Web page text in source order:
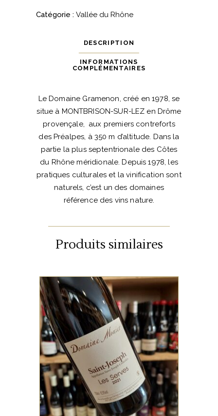
Papesse"
Catégorie : Vallée du Rhône
DESCRIPTION
INFORMATIONS
COMPLÉMENTAIRES
Le Domaine Gramenon, créé en 1978, se
situe à MONTBRISON-SUR-LEZ en Drôme
provençale, aux premiers contreforts
des Préalpes, à 350 m d’altitude. Dans la
partie la plus septentrionale des Côtes
du Rhône méridionale. Depuis 1978, les
pratiques culturales et la vinification sont
naturels, c’est un des domaines
référence des vins nature.
Produits similaires
VALLÉE DU RHÔNE
On adore les vins de chez
Monier Perreol, en général, et
les Serves tout
particulièrement. Une
sélection parcellaire, qui
exprime la quintessence du
terroir.
AJOUTER AU PANIER